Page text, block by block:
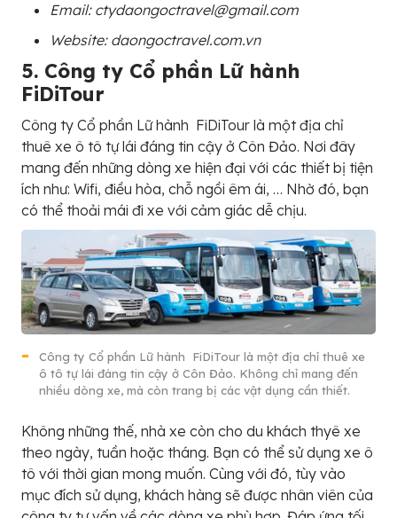
Email: ctydaongoctravel@gmail.com
Website: daongoctravel.com.vn
5. Công ty Cổ phần Lữ hành
FiDiTour
Công ty Cổ phần Lữ hành FiDiTour là một địa chỉ
thuê xe ô tô tự lái đáng tin cậy ở Côn Đảo. Nơi đây
mang đến những dòng xe hiện đại với các thiết bị tiện
ích như: Wifi, điều hòa, chỗ ngồi êm ái, … Nhờ đó, bạn
có thể thoải mái đi xe với cảm giác dễ chịu.
Công ty Cổ phần Lữ hành FiDiTour là một địa chỉ thuê xe
ô tô tự lái đáng tin cậy ở Côn Đảo. Không chỉ mang đến
nhiều dòng xe, mà còn trang bị các vật dụng cần thiết.
Không những thế, nhà xe còn cho du khách thyê xe
theo ngày, tuần hoặc tháng. Bạn có thể sử dụng xe ô
tô với thời gian mong muốn. Cùng với đó, tùy vào
mục đích sử dụng, khách hàng sẽ được nhân viên của